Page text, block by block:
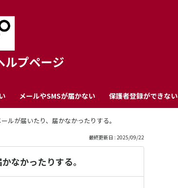
ルプページ
メールやSMSが届かない 保護者登録ができない
ルが届いたり、届かなかったりする。
最終更新日 : 2025/09/22
なかったりする。